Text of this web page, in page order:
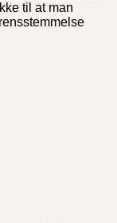
til at man